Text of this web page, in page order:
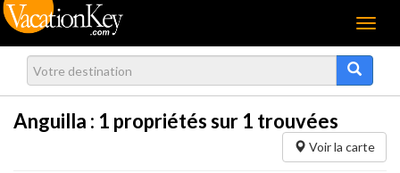
Menu
Anguilla : 1 propriétés sur 1 trouvées
Voir la carte